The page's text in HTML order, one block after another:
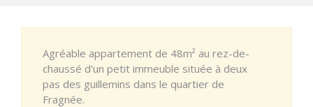
Agréable appartement de 48m² au rez-de-
chaussé d'un petit immeuble située à deux
pas des guillemins dans le quartier de
Fragnée.